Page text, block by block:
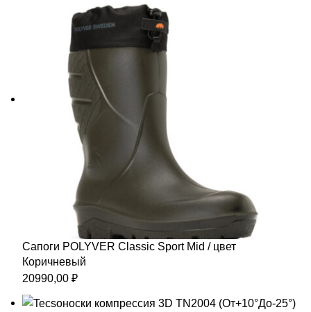
Сапоги POLYVER Classic Sport Mid / цвет
Коричневый
20990,00 ₽